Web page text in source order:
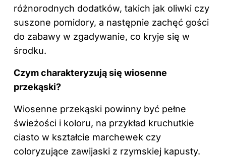
różnorodnych dodatków, takich jak oliwki czy
suszone pomidory, a następnie zachęć gości
do zabawy w zgadywanie, co kryje się w
środku.
Czym charakteryzują się wiosenne
przekąski?
Wiosenne przekąski powinny być pełne
świeżości i koloru, na przykład kruchutkie
ciasto w kształcie marchewek czy
coloryzujące zawijaski z rzymskiej kapusty.